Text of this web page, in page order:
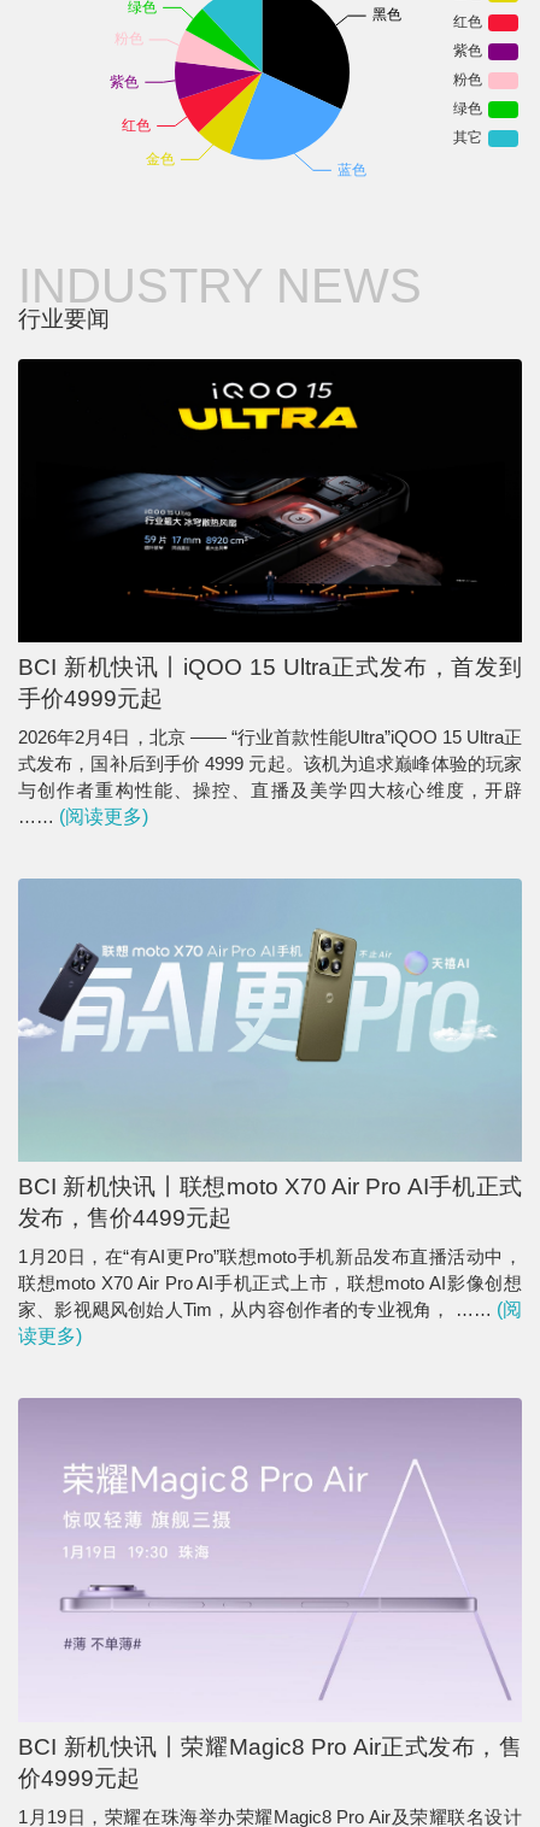
INDUSTRY NEWS
行业要闻
BCI 新机快讯丨iQOO 15 Ultra正式发布，首发到
手价4999元起
2026年2月4日，北京 —— “行业首款性能Ultra”iQOO 15 Ultra正
式发布，国补后到手价 4999 元起。该机为追求巅峰体验的玩家
与创作者重构性能、操控、直播及美学四大核心维度，开辟
…… (阅读更多)
BCI 新机快讯丨联想moto X70 Air Pro AI手机正式
发布，售价4499元起
1月20日，在“有AI更Pro”联想moto手机新品发布直播活动中，
联想moto X70 Air Pro AI手机正式上市，联想moto AI影像创想
家、影视飓风创始人Tim，从内容创作者的专业视角， …… (阅
读更多)
BCI 新机快讯丨荣耀Magic8 Pro Air正式发布，售
价4999元起
1月19日，荣耀在珠海举办荣耀Magic8 Pro Air及荣耀联名设计